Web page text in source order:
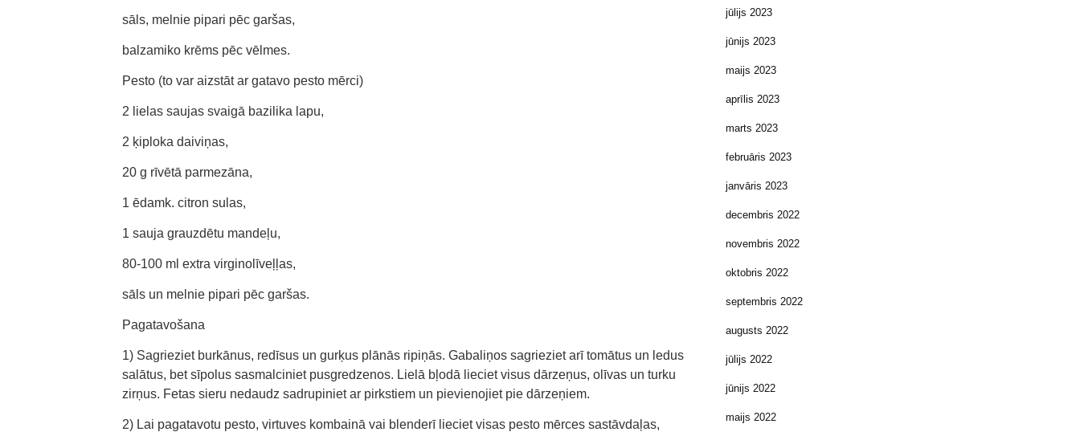
sāls, melnie pipari pēc garšas,
balzamiko krēms pēc vēlmes.
Pesto (to var aizstāt ar gatavo pesto mērci)
2 lielas saujas svaigā bazilika lapu,
2 ķiploka daiviņas,
20 g rīvētā parmezāna,
1 ēdamk. citron sulas,
1 sauja grauzdētu mandeļu,
80-100 ml extra virginolīveļļas,
sāls un melnie pipari pēc garšas.
Pagatavošana
1) Sagrieziet burkānus, redīsus un gurķus plānās ripiņās. Gabaliņos sagrieziet arī tomātus un ledus
salātus, bet sīpolus sasmalciniet pusgredzenos. Lielā bļodā lieciet visus dārzeņus, olīvas un turku
zirņus. Fetas sieru nedaudz sadrupiniet ar pirkstiem un pievienojiet pie dārzeņiem.
2) Lai pagatavotu pesto, virtuves kombainā vai blenderī lieciet visas pesto mērces sastāvdaļas,
jūlijs 2023
jūnijs 2023
maijs 2023
aprīlis 2023
marts 2023
februāris 2023
janvāris 2023
decembris 2022
novembris 2022
oktobris 2022
septembris 2022
augusts 2022
jūlijs 2022
jūnijs 2022
maijs 2022